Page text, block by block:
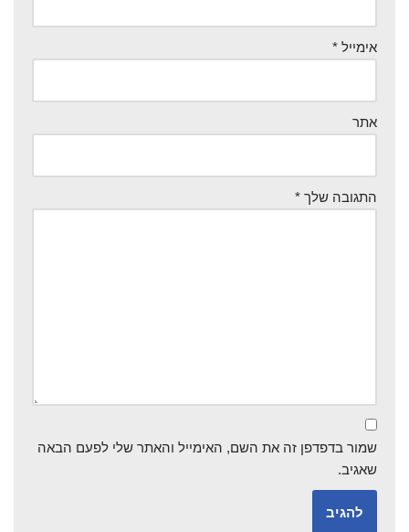
אימייל *
אתר
התגובה שלך *
שמור בדפדפן זה את השם, האימייל והאתר שלי לפעם הבאה
שאגיב.